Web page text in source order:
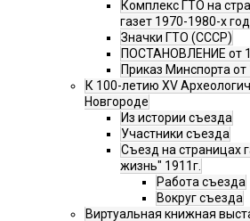
Комплекс ГТО на
газет 1970-1980-х
Значки ГТО (СССР)
ПОСТАНОВЛЕНИЕ от
Приказ Минспорта от
К 100-летию XV
Новгороде
Из истории съезда
Участники съезда
Cъезд на страницах
жизнь" 1911г.
Работа съезда
Вокруг съезда
Виртуальная книжная